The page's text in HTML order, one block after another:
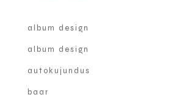
album design
album design
autokujundus
baar